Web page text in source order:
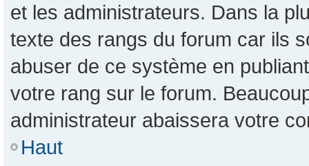
et les administrateurs. Dans la
texte des rangs du forum car ils
abuser de ce système en
votre rang sur le forum.
administrateur abaissera votre
Haut